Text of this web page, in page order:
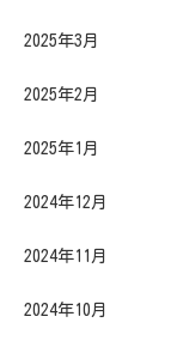
2025年3月
2025年2月
2025年1月
2024年12月
2024年11月
2024年10月